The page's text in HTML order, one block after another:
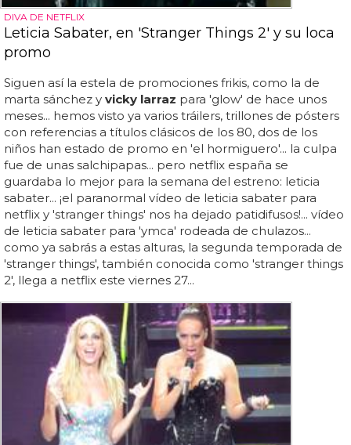
DIVA DE NETFLIX
Leticia Sabater, en 'Stranger Things 2' y su loca
promo
Siguen así la estela de promociones frikis, como la de
marta sánchez y vicky larraz para 'glow' de hace unos
meses... hemos visto ya varios tráilers, trillones de pósters
con referencias a títulos clásicos de los 80, dos de los
niños han estado de promo en 'el hormiguero'... la culpa
fue de unas salchipapas... pero netflix españa se
guardaba lo mejor para la semana del estreno: leticia
sabater... ¡el paranormal vídeo de leticia sabater para
netflix y 'stranger things' nos ha dejado patidifusos!... vídeo
de leticia sabater para 'ymca' rodeada de chulazos...
como ya sabrás a estas alturas, la segunda temporada de
'stranger things', también conocida como 'stranger things
2', llega a netflix este viernes 27...